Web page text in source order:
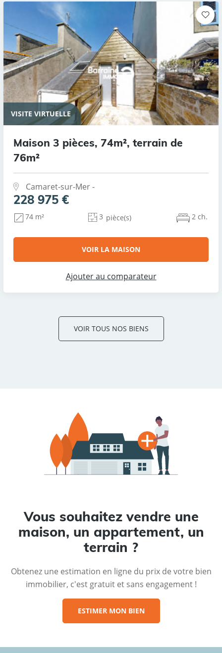
VISITE VIRTUELLE
Maison 3 pièces, 74m², terrain de
76m²
Camaret-sur-Mer -
228 975 €
74 m² 3 pièce(s) 2 ch.
VOIR LA MAISON
Ajouter au comparateur
VOIR TOUS NOS BIENS
Vous souhaitez vendre une
maison, un appartement, un
terrain ?
Obtenez une estimation en ligne du prix de votre bien
immobilier, c'est gratuit et sans engagement !
ESTIMER MON BIEN